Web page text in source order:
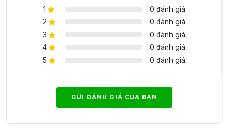
1
0 đánh giá
2
0 đánh giá
3
0 đánh giá
4
0 đánh giá
5
0 đánh giá
GỬI ĐÁNH GIÁ CỦA BẠN